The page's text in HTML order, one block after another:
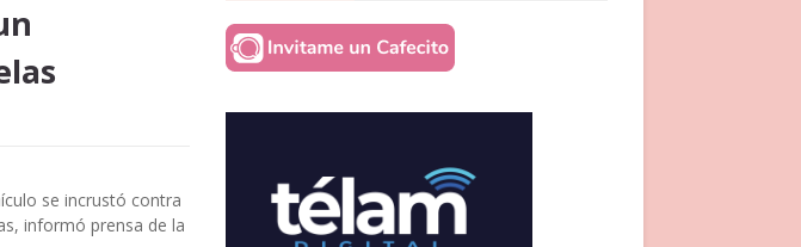
se incrustó contra
informó prensa de la